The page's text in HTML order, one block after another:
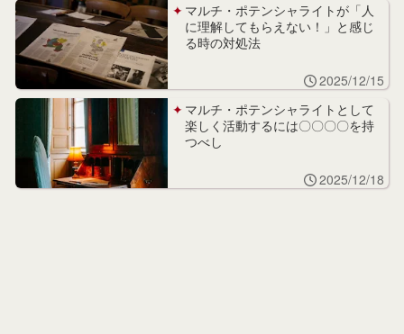
マルチ・ポテンシャライトが「人
に理解してもらえない！」と感じ
る時の対処法
2025/12/15
マルチ・ポテンシャライトとして
楽しく活動するには〇〇〇〇を持
つべし
2025/12/18